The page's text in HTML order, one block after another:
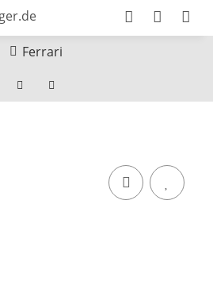
Ferrari